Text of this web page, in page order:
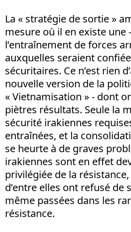
La « stratégie de sortie »
mesure où il en existe une
l’entraînement de forces
auxquelles seraient
sécuritaires. Ce n’est rien
nouvelle version de la
« Vietnamisation » - dont
piètres résultats. Seule la
sécurité irakiennes
entraînées, et la
se heurte à de graves
irakiennes sont en effet
privilégiée de la
d’entre elles ont refusé de
même passées dans les
résistance.